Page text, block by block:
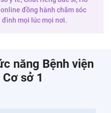
đồng hành chăm sóc
đình mọi lúc mọi nơi.
năng Bệnh viện
sở 1